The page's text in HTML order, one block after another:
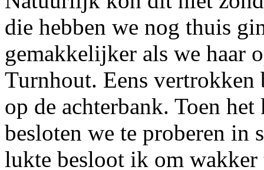
die hebben we nog thuis
gemakkelijker als we haar
Turnhout. Eens vertrokken
op de achterbank. Toen
besloten we te proberen in
lukte besloot ik om